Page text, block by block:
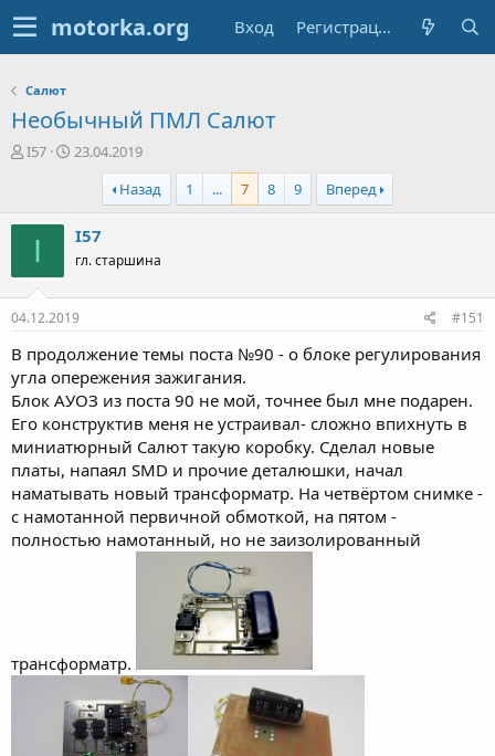
Вход Регистрация
Салют
Необычный ПМЛ Салют
А
р
ы
I57
Д
н
ч
л
а
23.04.2019
Назад
1 ... 7 8 9 Вперед
I I57
гл. старшина
04.12.2019 #151
В продолжение темы поста №90 - о блоке регулирования
угла опережения зажигания.
Блок АУОЗ из поста 90 не мой, точнее был мне подарен.
Его конструктив меня не устраивал- сложно впихнуть в
миниатюрный Салют такую коробку. Сделал новые
платы, напаял SMD и прочие деталюшки, начал
наматывать новый трансформатр. На четвёртом снимке -
с намотанной первичной обмоткой, на пятом -
полностью намотанный, но не заизолированный
трансформатр.